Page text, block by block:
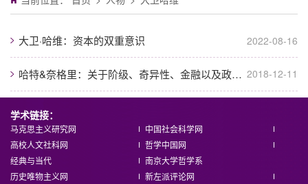
大卫·哈维：资本的双重意识 2022-08-16
哈特&奈格里：关于阶级、奇异性、金融以及政治组织 ——哈特和奈格里就《大同世界... 2018-12-11
学术链接：
马克思主义研究网
中国社会科学网
高校人文社科网
哲学中国网
经典与当代
南京大学哲学系
历史唯物主义网
新左派评论网